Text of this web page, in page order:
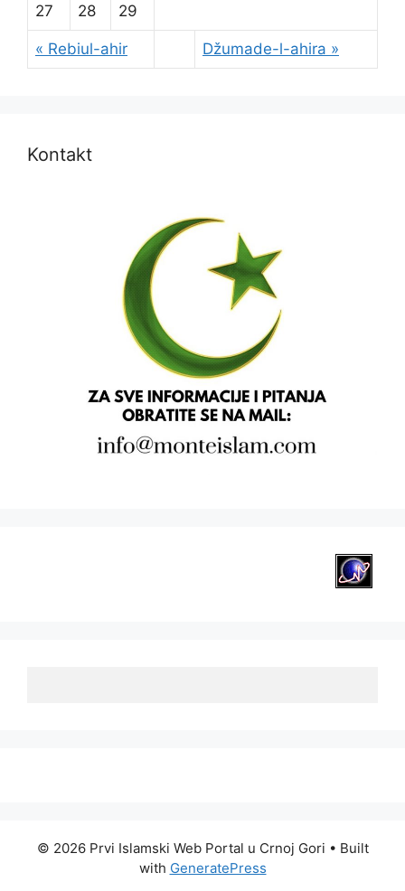
« Rebiul-ahir Džumade-l-ahira »
27 28 29
Kontakt
© 2026 Prvi Islamski Web Portal u Crnoj Gori • Built
with GeneratePress